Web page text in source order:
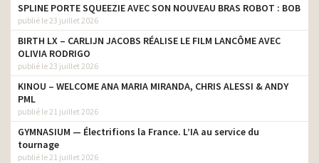
SPLINE PORTE SQUEEZIE AVEC SON NOUVEAU BRAS ROBOT : BOB
publié le 23 juillet 2026
BIRTH LX – CARLIJN JACOBS RÉALISE LE FILM LANCÔME AVEC
OLIVIA RODRIGO
publié le 23 juillet 2026
KINOU – WELCOME ANA MARIA MIRANDA, CHRIS ALESSI & ANDY
PML
publié le 21 juillet 2026
GYMNASIUM — Électrifions la France. L’IA au service du
tournage
publié le 21 juillet 2026